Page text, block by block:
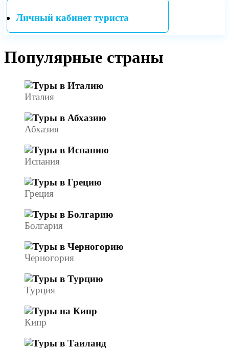
Личный кабинет туриста
Популярные страны
Италия
Абхазия
Испания
Греция
Болгария
Черногория
Турция
Кипр